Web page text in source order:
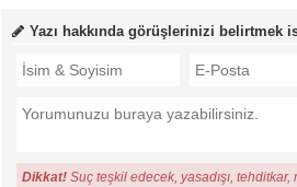
Yazı hakkında görüşlerinizi belirtmek
Dikkat! Suç teşkil edecek, yasadışı,